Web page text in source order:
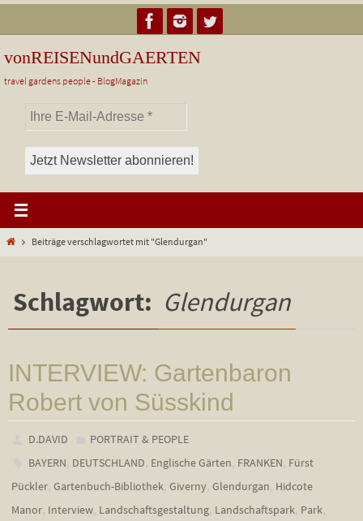
Inhalt
springen
vonREISENundGAERTEN
travel gardens people - BlogMagazin
StartBeiträge verschlagwortet mit "Glendurgan"
Schlagwort: Glendurgan
INTERVIEW: Gartenbaron
Robert von Süsskind
D.DAVID
PORTRAIT & PEOPLE
BAYERN, DEUTSCHLAND, Englische Gärten, FRANKEN, Fürst
Pückler, Gartenbuch-Bibliothek, Giverny, Glendurgan, Hidcote
Manor, Interview, Landschaftsgestaltung, Landschaftspark, Park,